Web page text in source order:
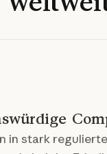
in stark